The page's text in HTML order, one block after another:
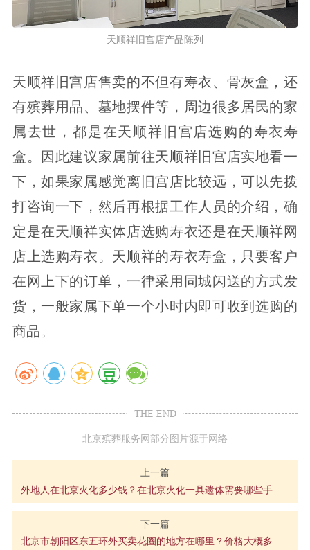
天顺祥旧宫店产品陈列
天顺祥旧宫店售卖的不但有寿衣、骨灰盒，还
有殡葬用品、墓地摆件等，周边很多居民的家
属去世，都是在天顺祥旧宫店选购的寿衣寿
盒。因此建议家属前往天顺祥旧宫店实地看一
下，如果家属感觉离旧宫店比较远，可以先拨
打咨询一下，然后再根据工作人员的介绍，确
定是在天顺祥实体店选购寿衣还是在天顺祥网
店上选购寿衣。天顺祥的寿衣寿盒，只要客户
在网上下的订单，一律采用同城闪送的方式发
货，一般家属下单一个小时内即可收到选购的
商品。
THE END
北京殡葬服务网部分图片源于网络
上一篇
外地人在北京火化多少钱？在北京火化一具遗体需要哪些手续？
下一篇